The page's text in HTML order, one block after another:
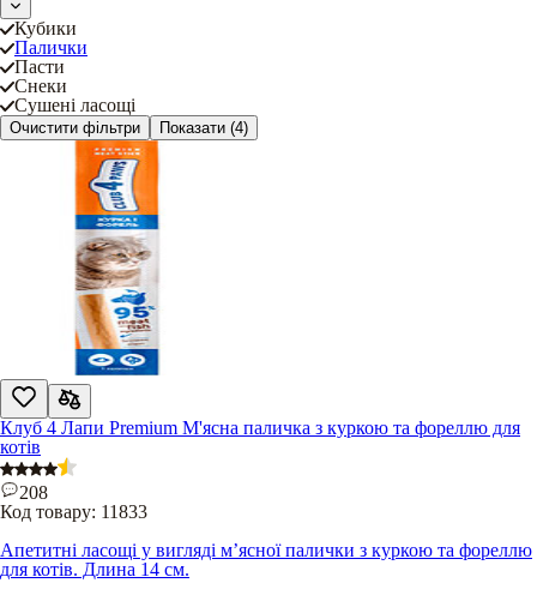
Кубики
Палички
Пасти
Снеки
Сушені ласощі
Очистити фільтри Показати (4)
Клуб 4 Лапи Premium М'ясна паличка з куркою та фореллю для
котів
208
Код товару: 11833
Апетитні ласощі у вигляді м’ясної палички з куркою та фореллю
для котів. Длина 14 см.